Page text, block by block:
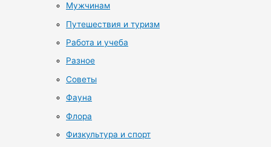
Мужчинам
Путешествия и туризм
Работа и учеба
Разное
Советы
Фауна
Флора
Физкультура и спорт